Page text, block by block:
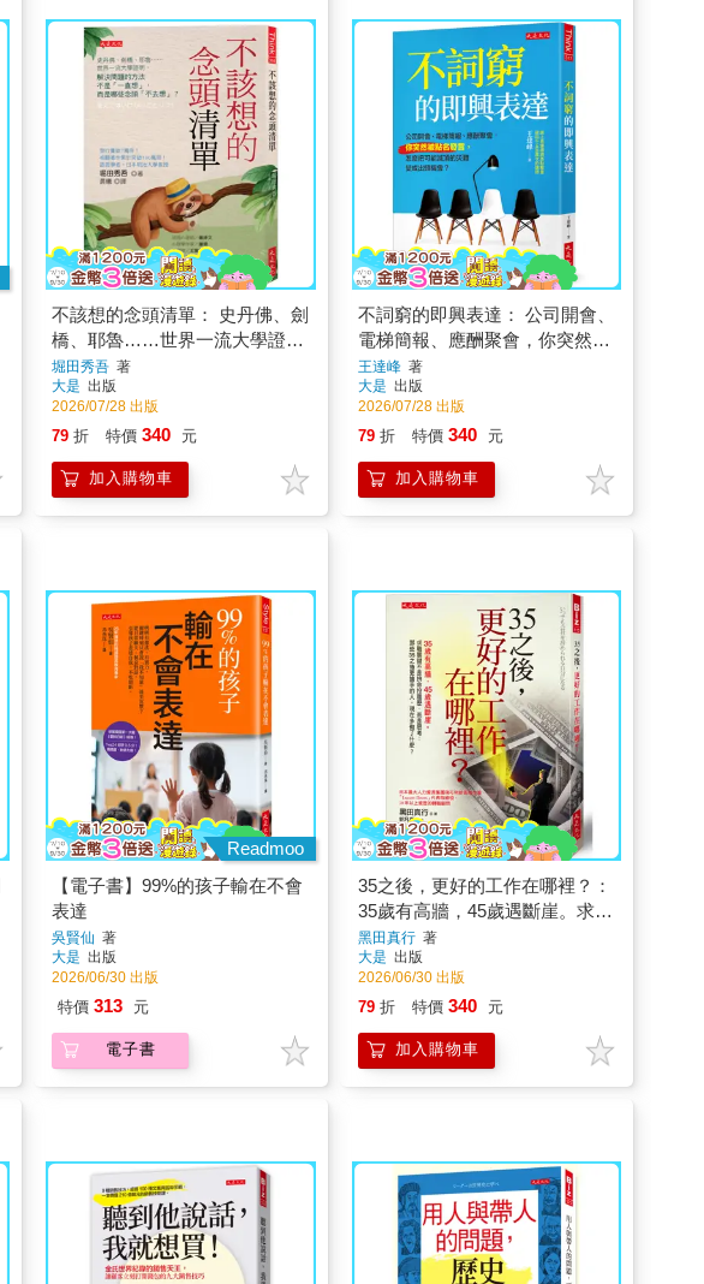
不該想的念頭清單： 史丹佛、劍
橋、耶魯……世界一流大學證
明，解決問題的方法不是「一直
想」，而是哪些念頭「不去
想」？
堀田秀吾著
大是 出版
2026/07/28 出版
79 折 特價 340 元
加入購物車
不詞窮的即興表達： 公司開會、
電梯簡報、應酬聚會，你突然被
點名發言，怎麼把可能滅頂的災
難變成出頭機會？
王達峰著
大是 出版
2026/07/28 出版
79 折 特價 340 元
加入購物車
Readmoo
【電子書】99%的孩子輸在不會
表達
吳賢仙 著
大是 出版
2026/06/30 出版
特價 313 元
電子書
35之後，更好的工作在哪裡？：
35歲有高牆，45歲遇斷崖。求職
關鍵不是拚命投履歷，而是思
考：那些35之後更搶手的人，現
在多做了什麼？
黑田真行著
大是 出版
2026/06/30 出版
79 折 特價 340 元
加入購物車